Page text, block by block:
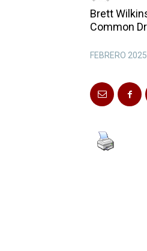
Brett
Common
FEBRERO 2025